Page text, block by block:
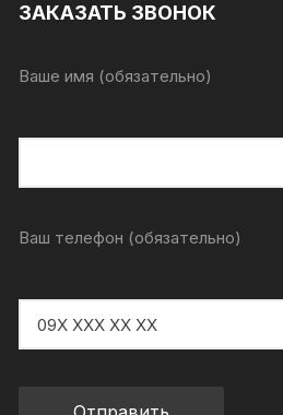
ЗАКАЗАТЬ ЗВОНОК
Ваше имя (обязательно)
Ваш телефон (обязательно)